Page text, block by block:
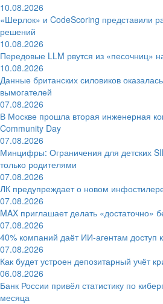
10.08.2026
«Шерлок» и CodeScoring представили
решений
10.08.2026
Передовые LLM рвутся из «песочниц»
10.08.2026
Данные британских силовиков
вымогателей
07.08.2026
В Москве прошла вторая инженерная
Community Day
07.08.2026
Минцифры: Ограничения для детских
только родителями
07.08.2026
ЛК предупреждает о новом
07.08.2026
MAX приглашает делать «достаточно»
07.08.2026
40% компаний даёт ИИ‑агентам доступ
07.08.2026
Как будет устроен депозитарный учёт
06.08.2026
Банк России привёл статистику по
месяца